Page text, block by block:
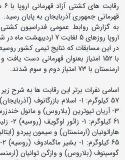
قهرمانی جمهوری آذربایجان به پایان رسید.
به گزارش روابط عمومی فدراسیون
اروپا روزهای 5 لغایت 7 اردیبهشت ماه در شهر تیرانا آلبانی برگزار شد.
در این مسابقات که نتایج تیمی کشور
ارمنستان با 73 امتیاز دوم و سوم شدند.
اسامی نفرات برتر این رقابت ها به شرح
3- آریان تیوترین (بلاروس) و مانول خندزرستیان (ارمنستان)
هاراتونیان (ارمنستان) و سیمون پیردو
گوسینوف (بلاروس) و وازگن توانیان